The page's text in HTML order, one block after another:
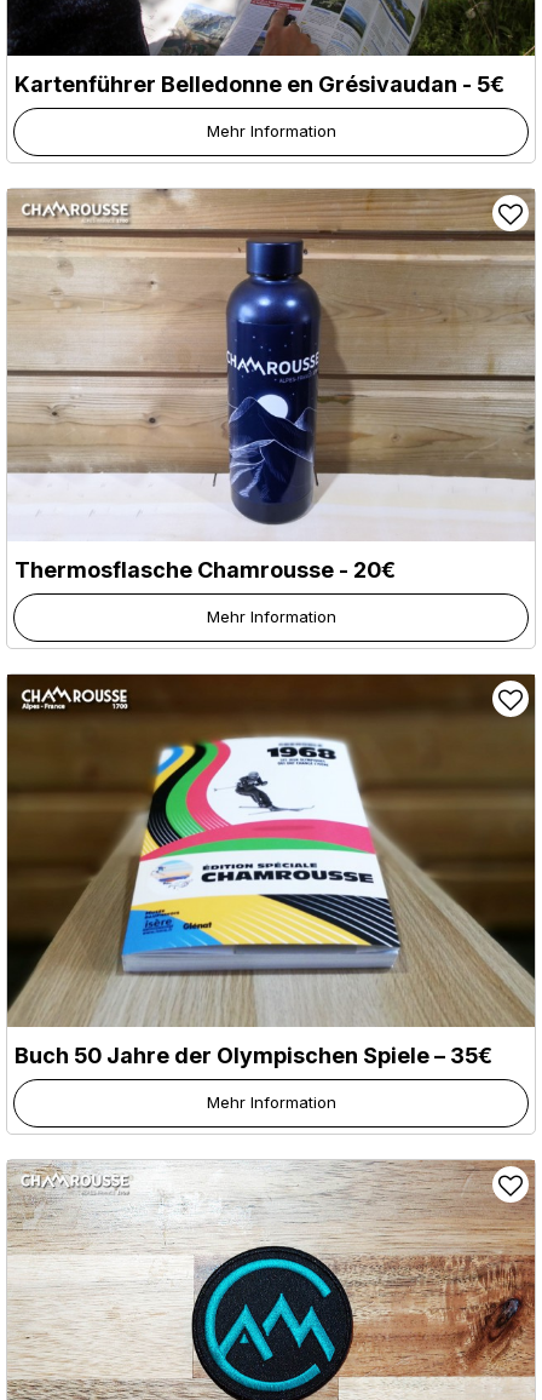
Kartenführer Belledonne en Grésivaudan - 5€
Mehr Information
Thermosflasche Chamrousse - 20€
Mehr Information
Buch 50 Jahre der Olympischen Spiele – 35€
Mehr Information